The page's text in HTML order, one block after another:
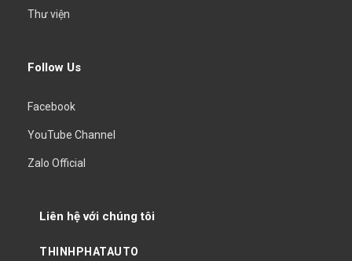
Thư viện
Follow Us
Facebook
YouTube Channel
Zalo Official
Liên hệ với chúng tôi
THINHPHATAUTO